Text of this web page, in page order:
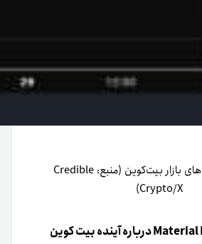
نمودارهای داده‌های بازار بیت‌کوین (منبع: Credible
Crypto/X)